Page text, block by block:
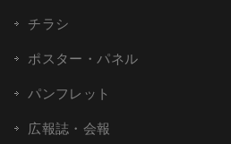
チラシ
ポスター・パネル
パンフレット
広報誌・会報